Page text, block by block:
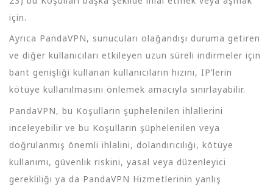
için.
Ayrıca PandaVPN, sunucuları olağandışı duruma getiren
ve diğer kullanıcıları etkileyen uzun süreli indirmeler için
bant genişliği kullanan kullanıcıların hızını, IP’lerin
kötüye kullanılmasını önlemek amacıyla sınırlayabilir.
PandaVPN, bu Koşulların şüphelenilen ihlallerini
inceleyebilir ve bu Koşulların şüphelenilen veya
doğrulanmış önemli ihlalini, dolandırıcılığı, kötüye
kullanımı, güvenlik riskini, yasal veya düzenleyici
gerekliliği ya da PandaVPN Hizmetlerinin yanlış